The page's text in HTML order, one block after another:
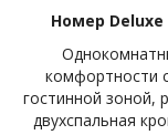
Номер
комфортности
гостинной зоной,
двухспальная